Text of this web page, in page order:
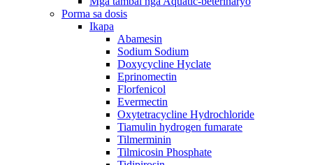
Porma sa dosis
Ikapa
Abamesin
Sodium Sodium
Doxycycline Hyclate
Eprinomectin
Florfenicol
Evermectin
Oxytetracycline Hydrochloride
Tiamulin hydrogen fumarate
Tilmerminin
Tilmicosin Phosphate